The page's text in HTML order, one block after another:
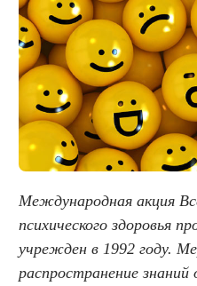
Международная акция
психического здоровья
учрежден в 1992 году.
распространение